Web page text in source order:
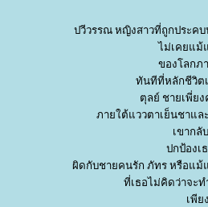
ปวีวรรณ หญิงสาวที่ถูกประค
ไม่เคยแม้
ของโลกภ
ทันทีที่หลักชีวิต
ตุลย์ ชายเพี่ย
ภายใต้แววตาเย็นชาแ
เขาก
ปกป้องเ
ผิดกับชายคนรัก ภัทร หรือแ
ที่เธอไม่คิดว่าจะท
เพีย